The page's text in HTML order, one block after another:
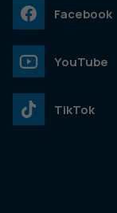
Facebook
YouTube
TikTok